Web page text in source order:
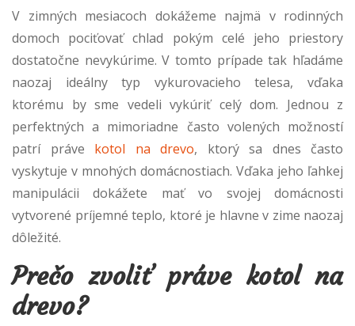
V zimných mesiacoch dokážeme najmä v rodinných
domoch pociťovať chlad pokým celé jeho priestory
dostatočne nevykúrime. V tomto prípade tak hľadáme
naozaj ideálny typ vykurovacieho telesa, vďaka
ktorému by sme vedeli vykúriť celý dom. Jednou z
perfektných a mimoriadne často volených možností
patrí práve kotol na drevo, ktorý sa dnes často
vyskytuje v mnohých domácnostiach. Vďaka jeho ľahkej
manipulácii dokážete mať vo svojej domácnosti
vytvorené príjemné teplo, ktoré je hlavne v zime naozaj
dôležité.
Prečo zvoliť práve kotol na
drevo?